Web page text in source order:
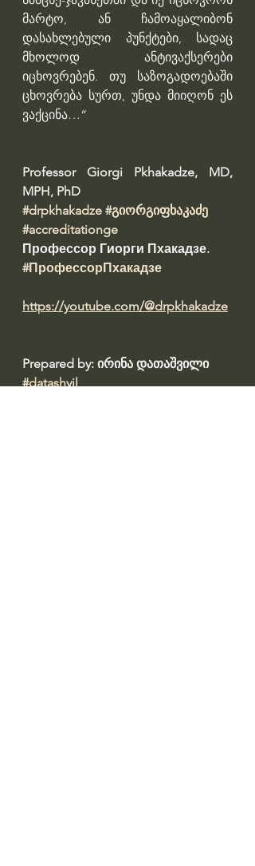
მარტო, ან ჩამოაყალიბონ
დასახლებული პუნქტები, სადაც
მხოლოდ ანტივაქსერები
იცხოვრებენ. თუ საზოგადოებაში
ცხოვრება სურთ, უნდა მიიღონ ეს
ვაქცინა…“
Professor Giorgi Pkhakadze, MD,
MPH, PhD
#drpkhakadze #გიორგიფხაკაძე
#accreditationge
Профессор Гиорги Пхакадзе.
#ПрофессорПхакадзе
https://youtube.com/@drpkhakadze
Prepared by: ირინა დათაშვილი
#datashvil